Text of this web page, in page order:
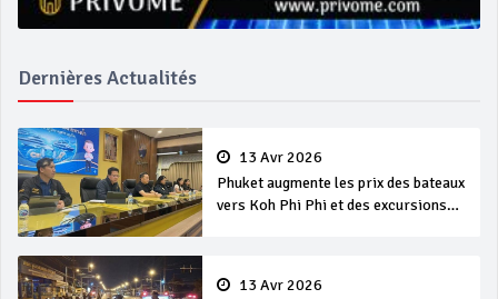
Dernières Actualités
13 Avr 2026
Phuket augmente les prix des bateaux
vers Koh Phi Phi et des excursions
13 Avr 2026